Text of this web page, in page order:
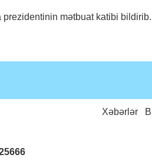
mətbuat katibi bildirib.
Xəbərlər